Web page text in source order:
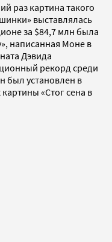
раз картина такого
выставлялась
за $84,7 млн была
написанная Моне в
Дэвида
рекорд среди
был установлен в
«Стог сена в